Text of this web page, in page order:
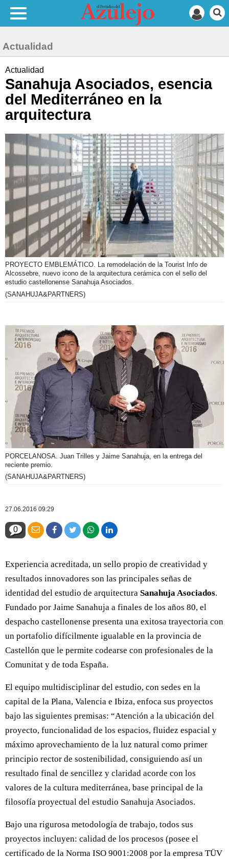
Actualidad
Actualidad
Sanahuja Asociados, esencia
del Mediterráneo en la
arquitectura
PROYECTO EMBLEMÁTICO. La remodelación de la Tourist Info de
Alcossebre, nuevo icono de la arquitectura cerámica con el sello del
estudio castellonense Sanahuja Asociados.
(SANAHUJA&PARTNERS)
PORCELANOSA. Juan Trilles y Jaime Sanahuja, en la entrega del
reciente premio.
(SANAHUJA&PARTNERS)
27.06.2016 09:29
0
Experiencia acreditada, un sello propio de creatividad y
resultados innovadores son las principales señas de
identidad del estudio de arquitectura Sanahuja Asociados.
Fundado por Jaime Sanahuja a finales de los años 80, el
despacho castellonense presenta una exitosa trayectoria con
un portafolio difícilmente igualable en la provincia de
Castellón que le permite codearse con profesionales de la
Comunitat y de toda España.
El equipo multidisciplinar del estudio, con sedes en la
capital de la Plana, Valencia e Ibiza, enfoca sus proyectos
bajo las siguientes premisas: “Atención a la ubicación del
proyecto, funcionalidad de los espacios, fluidez espacial y
máximo aprovechamiento de la luz natural como primer
principio rector de sostenibilidad, consiguiendo así un
resultado final de sencillez y claridad acorde con los
valores de la cultura mediterránea, base principal de la
filosofía proyectual del estudio Sanahuja Asociados.
Bajo una rigurosa metodología de trabajo, todos sus
proyectos incluyen: calidad de los procesos (posee el
certificado de la Norma ISO 9001:2008 por la empresa TÜV